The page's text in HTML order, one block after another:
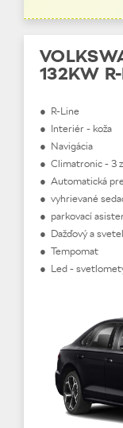
132KW
● R-Line
● Interiér - koža
● Navigácia
● Climatronic - 3
● Automatická
● vyhrievané
● parkovací
● Dažďový a
● Tempomat
● Led -